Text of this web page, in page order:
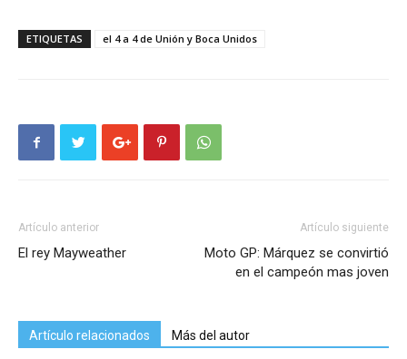
ETIQUETAS el 4 a 4 de Unión y Boca Unidos
Artículo anterior
El rey Mayweather
Artículo siguiente
Moto GP: Márquez se convirtió
en el campeón mas joven
Artículo relacionados Más del autor